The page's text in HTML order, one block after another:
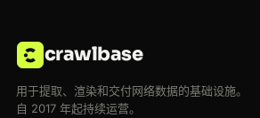
crawlbase
用于提取、渲染和交付网络数据的基础设施。
自 2017 年起持续运营。